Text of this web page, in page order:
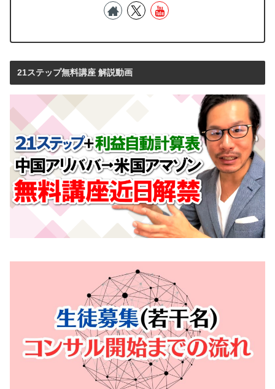
21ステップ無料講座 解説動画